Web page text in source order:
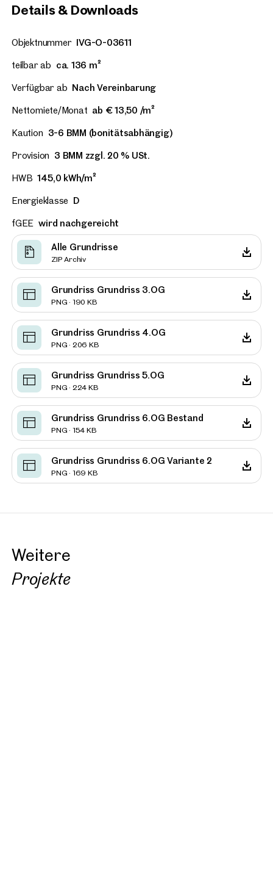
Details & Downloads
Objektnummer IVG-O-03611
teilbar ab ca. 136 m²
Verfügbar ab Nach Vereinbarung
Nettomiete/Monat ab € 13,50 /m²
Kaution 3-6 BMM (bonitätsabhängig)
Provision 3 BMM zzgl. 20 % USt.
HWB 145,0 kWh/m²
Energieklasse D
fGEE wird nachgereicht
Alle Grundrisse
ZIP Archiv
Grundriss Grundriss 3.OG
PNG · 190 KB
Grundriss Grundriss 4.OG
PNG · 206 KB
Grundriss Grundriss 5.OG
PNG · 224 KB
Grundriss Grundriss 6.OG Bestand
PNG · 154 KB
Grundriss Grundriss 6.OG Variante 2
PNG · 169 KB
Weitere
Projekte